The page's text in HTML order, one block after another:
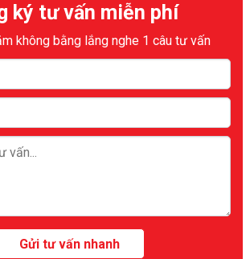
ký tư vấn miễn phí
không bằng lắng nghe 1 câu tư vấn